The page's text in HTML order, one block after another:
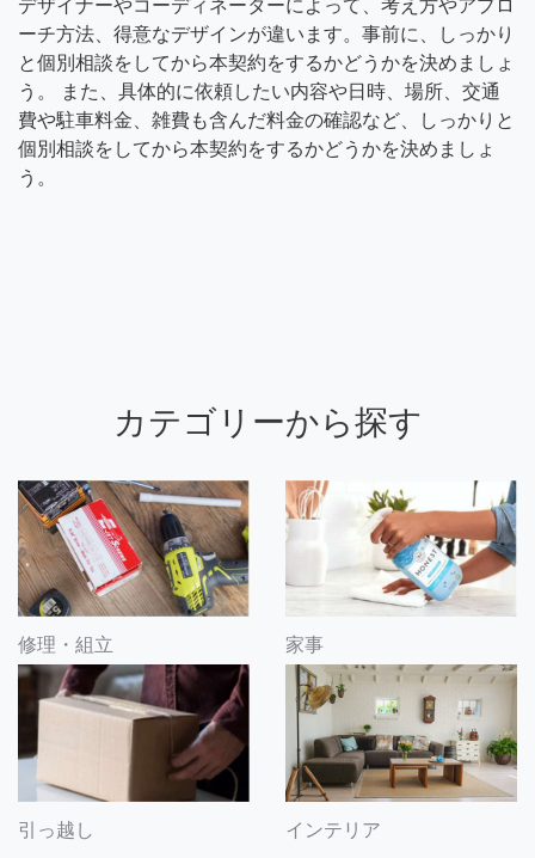
デザイナーやコーディネーターによって、考え方やアプロ
ーチ方法、得意なデザインが違います。事前に、しっかり
と個別相談をしてから本契約をするかどうかを決めましょ
う。 また、具体的に依頼したい内容や日時、場所、交通
費や駐車料金、雑費も含んだ料金の確認など、しっかりと
個別相談をしてから本契約をするかどうかを決めましょ
う。
カテゴリーから探す
修理・組立 家事
引っ越し インテリア